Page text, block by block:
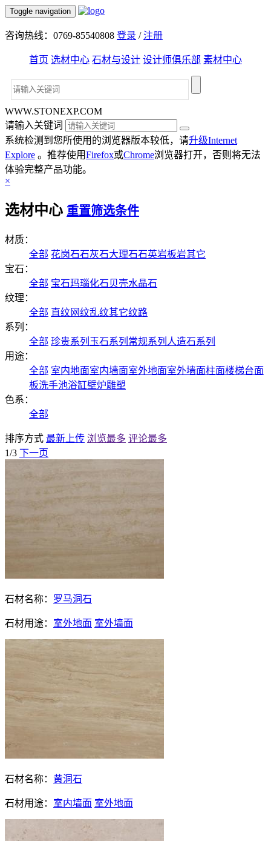
Toggle navigation
咨询热线：0769-85540808 登录 /注册
首页 选材中心 石材与设计 设计师俱乐部 素材中心
WWW.STONEXP.COM
请输入关键词
系统检测到您所使用的浏览器版本较低，请升级Internet
Explore 。推荐使用Firefox或Chrome浏览器打开，否则将无法
体验完整产品功能。
×
选材中心 重置筛选条件
材质：
全部 花岗石石灰石大理石石英岩板岩其它
宝石：
全部 宝石玛瑙化石贝壳水晶石
纹理：
全部 直纹网纹乱纹其它纹路
系列：
全部 珍贵系列 玉石系列 常规系列 人造石系列
用途：
全部 室内地面室内墙面室外地面室外墙面柱面楼梯台面
板洗手池浴缸壁炉雕塑
色系：
全部
排序方式 最新上传 浏览最多 评论最多
1/3 下一页
石材名称： 罗马洞石
石材用途： 室外地面 室外墙面
石材名称： 黄洞石
石材用途： 室内墙面 室外地面